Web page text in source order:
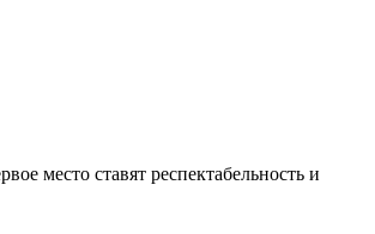
место ставят респектабельность и